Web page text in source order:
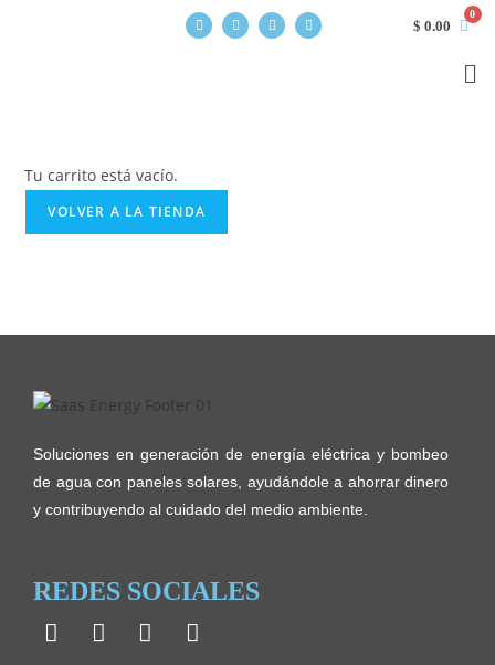
$ 0.00
Tu carrito está vacío.
VOLVER A LA TIENDA
Soluciones en generación de energía eléctrica y bombeo
de agua con paneles solares, ayudándole a ahorrar dinero
y contribuyendo al cuidado del medio ambiente.
REDES SOCIALES